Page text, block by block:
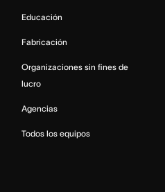
Educación
Fabricación
Organizaciones sin fines de
lucro
Agencias
Todos los equipos